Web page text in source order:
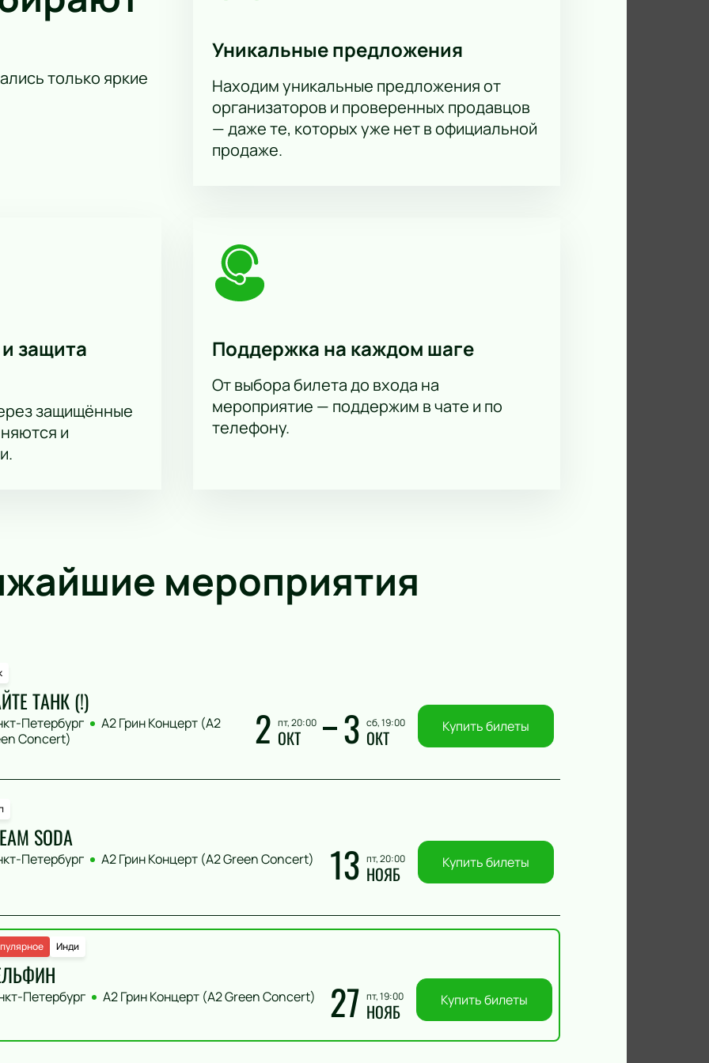
только яркие
Уникальные предложения
Находим уникальные предложения от
организаторов и проверенных продавцов
— даже те, которых уже нет в официальной
продаже.
защита
защищённые
и
Поддержка на каждом шаге
От выбора билета до входа на
мероприятие — поддержим в чате и по
телефону.
мероприятия
ТАНК (!)
Петербург
А2 Грин Концерт (A2
Concert)
2 пт, 20:00
ОКТ 3 сб, 19:00
ОКТ Купить билеты
SODA
Петербург А2 Грин Концерт (A2 Green Concert) 13 пт, 20:00
НОЯБ Купить билеты
Инди
Петербург А2 Грин Концерт (A2 Green Concert) 27 пт, 19:00
НОЯБ Купить билеты